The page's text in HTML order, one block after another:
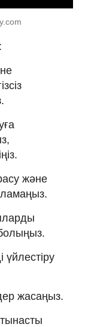
және
үйлестіру
жасаңыз.